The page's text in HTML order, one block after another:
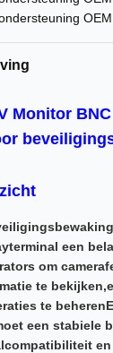
OEM
Monitor
een
om
te
te
een stabiele